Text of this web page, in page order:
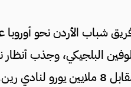
الأردن نحو أوروبا
البلجيكي، وجذب أنظار